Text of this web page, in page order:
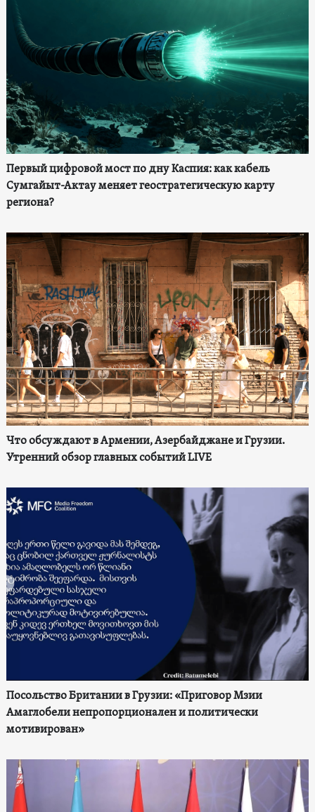
Первый цифровой мост по дну Каспия: как кабель
Сумгайыт-Актау меняет геостратегическую карту
региона?
Что обсуждают в Армении, Азербайджане и Грузии.
Утренний обзор главных событий LIVE
Посольство Британии в Грузии: «Приговор Мзии
Амаглобели непропорционален и политически
мотивирован»